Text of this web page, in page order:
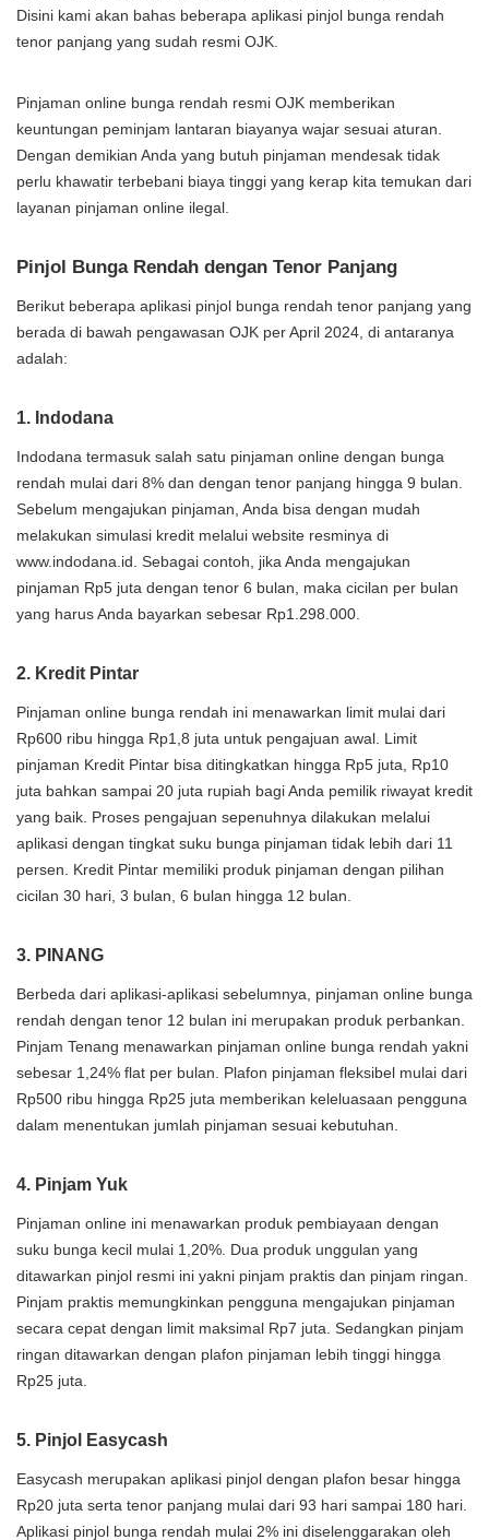
Disini kami akan bahas beberapa aplikasi pinjol bunga rendah
tenor panjang yang sudah resmi OJK.
Pinjaman online bunga rendah resmi OJK memberikan
keuntungan peminjam lantaran biayanya wajar sesuai aturan.
Dengan demikian Anda yang butuh pinjaman mendesak tidak
perlu khawatir terbebani biaya tinggi yang kerap kita temukan dari
layanan pinjaman online ilegal.
Pinjol Bunga Rendah dengan Tenor Panjang
Berikut beberapa aplikasi pinjol bunga rendah tenor panjang yang
berada di bawah pengawasan OJK per April 2024, di antaranya
adalah:
1. Indodana
Indodana termasuk salah satu pinjaman online dengan bunga
rendah mulai dari 8% dan dengan tenor panjang hingga 9 bulan.
Sebelum mengajukan pinjaman, Anda bisa dengan mudah
melakukan simulasi kredit melalui website resminya di
www.indodana.id. Sebagai contoh, jika Anda mengajukan
pinjaman Rp5 juta dengan tenor 6 bulan, maka cicilan per bulan
yang harus Anda bayarkan sebesar Rp1.298.000.
2. Kredit Pintar
Pinjaman online bunga rendah ini menawarkan limit mulai dari
Rp600 ribu hingga Rp1,8 juta untuk pengajuan awal. Limit
pinjaman Kredit Pintar bisa ditingkatkan hingga Rp5 juta, Rp10
juta bahkan sampai 20 juta rupiah bagi Anda pemilik riwayat kredit
yang baik. Proses pengajuan sepenuhnya dilakukan melalui
aplikasi dengan tingkat suku bunga pinjaman tidak lebih dari 11
persen. Kredit Pintar memiliki produk pinjaman dengan pilihan
cicilan 30 hari, 3 bulan, 6 bulan hingga 12 bulan.
3. PINANG
Berbeda dari aplikasi-aplikasi sebelumnya, pinjaman online bunga
rendah dengan tenor 12 bulan ini merupakan produk perbankan.
Pinjam Tenang menawarkan pinjaman online bunga rendah yakni
sebesar 1,24% flat per bulan. Plafon pinjaman fleksibel mulai dari
Rp500 ribu hingga Rp25 juta memberikan keleluasaan pengguna
dalam menentukan jumlah pinjaman sesuai kebutuhan.
4. Pinjam Yuk
Pinjaman online ini menawarkan produk pembiayaan dengan
suku bunga kecil mulai 1,20%. Dua produk unggulan yang
ditawarkan pinjol resmi ini yakni pinjam praktis dan pinjam ringan.
Pinjam praktis memungkinkan pengguna mengajukan pinjaman
secara cepat dengan limit maksimal Rp7 juta. Sedangkan pinjam
ringan ditawarkan dengan plafon pinjaman lebih tinggi hingga
Rp25 juta.
5. Pinjol Easycash
Easycash merupakan aplikasi pinjol dengan plafon besar hingga
Rp20 juta serta tenor panjang mulai dari 93 hari sampai 180 hari.
Aplikasi pinjol bunga rendah mulai 2% ini diselenggarakan oleh